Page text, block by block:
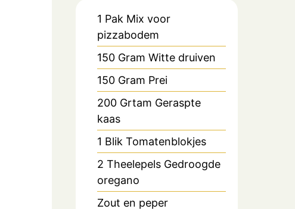
1 Pak Mix voor
pizzabodem
150 Gram Witte druiven
150 Gram Prei
200 Grtam Geraspte
kaas
1 Blik Tomatenblokjes
2 Theelepels Gedroogde
oregano
Zout en peper